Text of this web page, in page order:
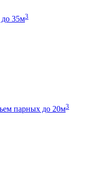
35м3
парных до 20м3